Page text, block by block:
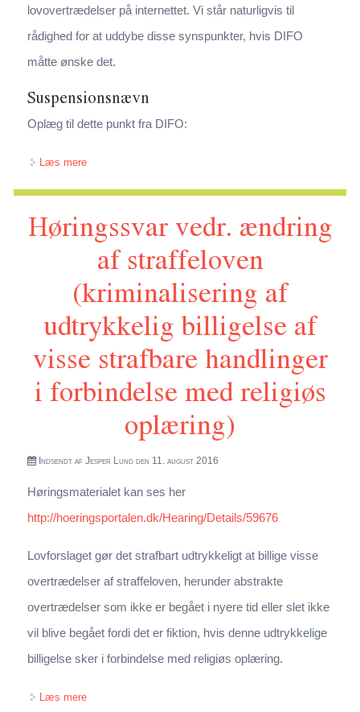
lovovertrædelser på internettet. Vi står naturligvis til
rådighed for at uddybe disse synspunkter, hvis DIFO
måtte ønske det.
Suspensionsnævn
Oplæg til dette punkt fra DIFO:
Læs mereom Høringssvar om DIFOs eventuelle rolle i bekæmpelse
af lovovertrædelser på internettet
Høringssvar vedr. ændring
af straffeloven
(kriminalisering af
udtrykkelig billigelse af
visse strafbare handlinger
i forbindelse med religiøs
oplæring)
Indsendt af Jesper Lundden 11. august 2016
Høringsmaterialet kan ses her
http://hoeringsportalen.dk/Hearing/Details/59676
Lovforslaget gør det strafbart udtrykkeligt at billige visse
overtrædelser af straffeloven, herunder abstrakte
overtrædelser som ikke er begået i nyere tid eller slet ikke
vil blive begået fordi det er fiktion, hvis denne udtrykkelige
billigelse sker i forbindelse med religiøs oplæring.
Læs mereom Høringssvar vedr. ændring af straffeloven